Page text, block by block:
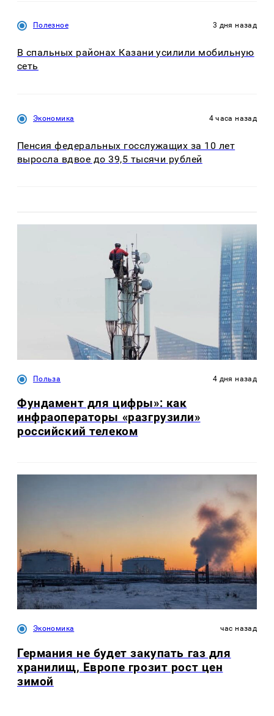
Полезное 3 дня назад
В спальных районах Казани усилили мобильную
сеть
Экономика 4 часа назад
Пенсия федеральных госслужащих за 10 лет
выросла вдвое до 39,5 тысячи рублей
Польза 4 дня назад
Фундамент для цифры»: как
инфраоператоры «разгрузили»
российский телеком
Экономика час назад
Германия не будет закупать газ для
хранилищ, Европе грозит рост цен
зимой